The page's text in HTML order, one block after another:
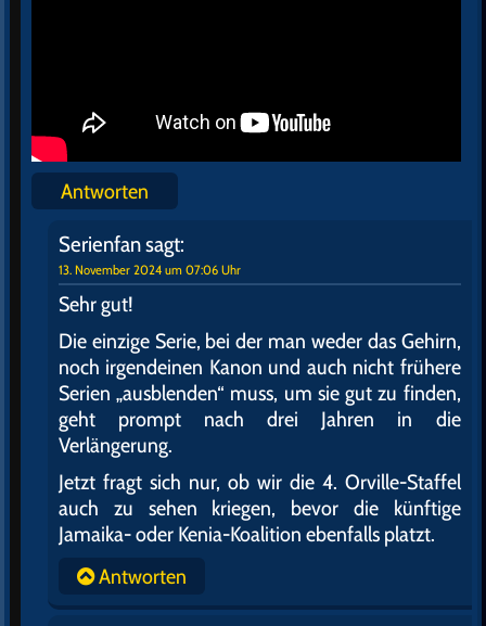
Antworten
Serienfansagt:
13. November 2024 um 07:06 Uhr
Sehr gut!
Die einzige Serie, bei der man weder das Gehirn,
noch irgendeinen Kanon und auch nicht frühere
Serien „ausblenden“ muss, um sie gut zu finden,
geht prompt nach drei Jahren in die
Verlängerung.
Jetzt fragt sich nur, ob wir die 4. Orville-Staffel
auch zu sehen kriegen, bevor die künftige
Jamaika- oder Kenia-Koalition ebenfalls platzt.
Antworten